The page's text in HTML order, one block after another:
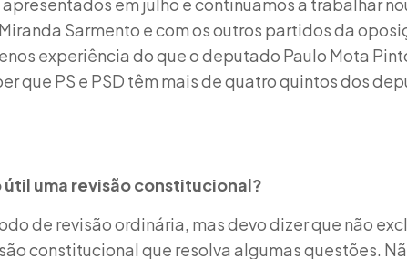
em julho e continuamos a trabalhar
Sarmento e com os outros partidos da
experiência do que o deputado Paulo Mota
que PS e PSD têm mais de quatro quintos dos
útil uma revisão constitucional?
de revisão ordinária, mas devo dizer que não
constitucional que resolva algumas questões.